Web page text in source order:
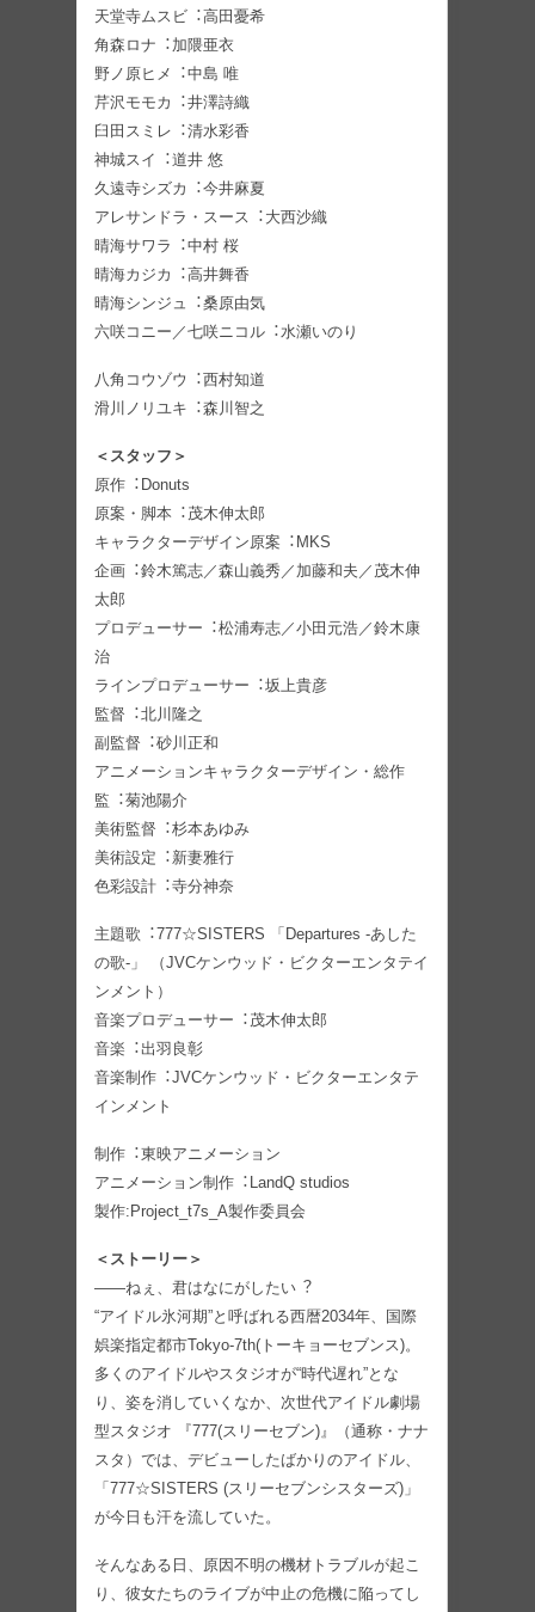
天堂寺ムスビ︓⾼⽥憂希
角森ロナ︓加隈亜衣
野ノ原ヒメ︓中島 唯
芹沢モモカ︓井澤詩織
⾅⽥スミレ︓清⽔彩⾹
神城スイ︓道井 悠
久遠寺シズカ︓今井⿇夏
アレサンドラ・スース︓大⻄沙織
晴海サワラ︓中村 桜
晴海カジカ︓⾼井舞⾹
晴海シンジュ︓桑原由気
六咲コニー／七咲ニコル︓⽔瀬いのり
八角コウゾウ︓⻄村知道
滑川ノリユキ︓森川智之
＜スタッフ＞
原作︓Donuts
原案・脚本︓茂⽊伸太郎
キャラクターデザイン原案︓MKS
企画︓鈴⽊篤志／森⼭義秀／加藤和夫／茂⽊伸
太郎
プロデューサー︓松浦寿志／小⽥元浩／鈴⽊康
治
ラインプロデューサー︓坂上貴彦
監督︓北川隆之
副監督︓砂川正和
アニメーションキャラクターデザイン・総作
監︓菊池陽介
美術監督︓杉本あゆみ
美術設定︓新妻雅⾏
⾊彩設計︓寺分神奈
主題歌︓777☆SISTERS 「Departures -あした
の歌-」 （JVCケンウッド・ビクターエンタテイ
ンメント）
⾳楽プロデューサー︓茂⽊伸太郎
⾳楽︓出⽻良彰
⾳楽制作︓JVCケンウッド・ビクターエンタテ
インメント
制作︓東映アニメーション
アニメーション制作︓LandQ studios
製作:Project_t7s_A製作委員会
＜ストーリー＞
――ねぇ、君はなにがしたい︖
“アイドル氷河期”と呼ばれる⻄暦2034年、国際
娯楽指定都市Tokyo-7th(トーキョーセブンス)。
多くのアイドルやスタジオが“時代遅れ”とな
り、姿を消していくなか、次世代アイドル劇場
型スタジオ 『777(スリーセブン)』（通称・ナナ
スタ）では、デビューしたばかりのアイドル、
「777☆SISTERS (スリーセブンシスターズ)」
が今日も汗を流していた。
そんなある日、原因不明の機材トラブルが起こ
り、彼⼥たちのライブが中止の危機に陥ってし